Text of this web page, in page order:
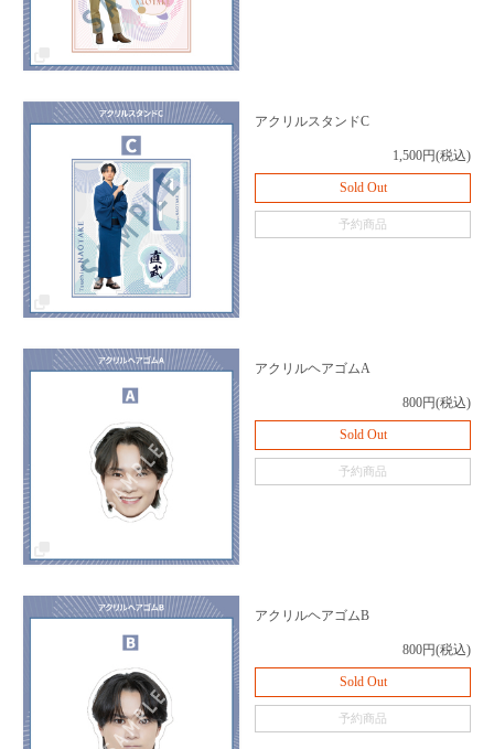
アクリルスタンドC
1,500円(税込)
Sold Out
予約商品
アクリルヘアゴムA
800円(税込)
Sold Out
予約商品
アクリルヘアゴムB
800円(税込)
Sold Out
予約商品